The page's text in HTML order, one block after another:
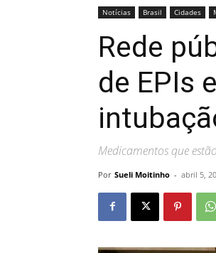
Notícias Brasil Cidades
Rede
de EPIs
Medicamentos que
Por Sueli Moitinho - abril 5,